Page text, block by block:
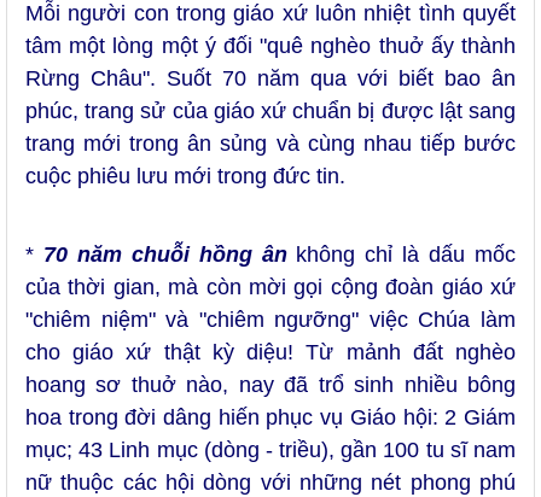
Mỗi người con trong giáo xứ luôn nhiệt tình quyết
tâm một lòng một ý đối "quê nghèo thuở ấy thành
Rừng Châu". Suốt 70 năm qua với biết bao ân
phúc, trang sử của giáo xứ chuẩn bị được lật sang
trang mới trong ân sủng và cùng nhau tiếp bước
cuộc phiêu lưu mới trong đức tin.
* 70 năm chuỗi hồng ânkhông chỉ là dấu mốc
của thời gian, mà còn mời gọi cộng đoàn giáo xứ
"chiêm niệm" và "chiêm ngưỡng" việc Chúa làm
cho giáo xứ thật kỳ diệu! Từ mảnh đất nghèo
hoang sơ thuở nào, nay đã trổ sinh nhiều bông
hoa trong đời dâng hiến phục vụ Giáo hội: 2 Giám
mục; 43 Linh mục (dòng - triều), gần 100 tu sĩ nam
nữ thuộc các hội dòng với những nét phong phú